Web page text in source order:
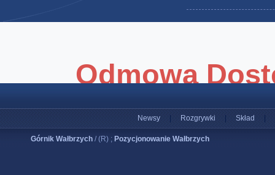
Newsy Rozgrywki Skład
Górnik Wałbrzych / (R) ; Pozycjonowanie Wałbrzych